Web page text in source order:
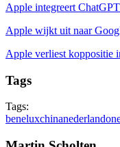
Apple integreert
Apple wijkt uit naar
Apple verliest koppositie
Tags
Tags:
beneluxchinanederland